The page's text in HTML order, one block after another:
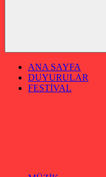
ANA SAYFA
DUYURULAR
FESTİVAL